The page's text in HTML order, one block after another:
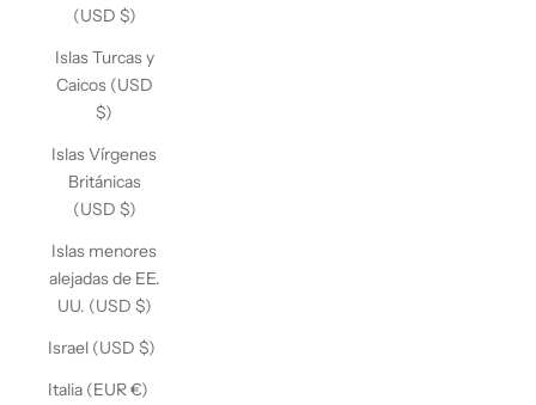
(USD $)
Islas Turcas y
Caicos (USD
$)
Islas Vírgenes
Británicas
(USD $)
Islas menores
alejadas de EE.
UU. (USD $)
Israel (USD $)
Italia (EUR €)